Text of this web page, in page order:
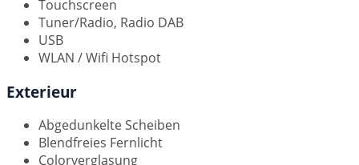
Touchscreen
Tuner/Radio, Radio DAB
USB
WLAN / Wifi Hotspot
Exterieur
Abgedunkelte Scheiben
Blendfreies Fernlicht
Colorverglasung